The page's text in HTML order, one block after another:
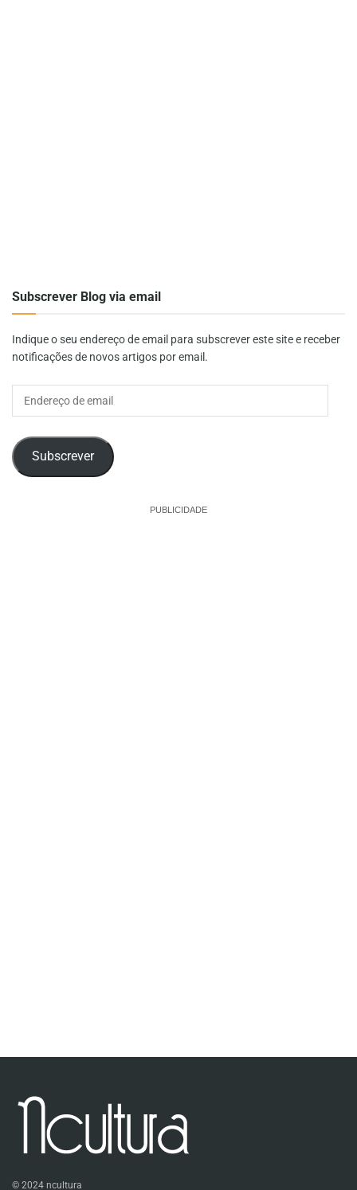
Subscrever Blog via email
Indique o seu endereço de email para subscrever este site e receber
notificações de novos artigos por email.
Endereço
Subscrever
PUBLICIDADE
© 2024 ncultura